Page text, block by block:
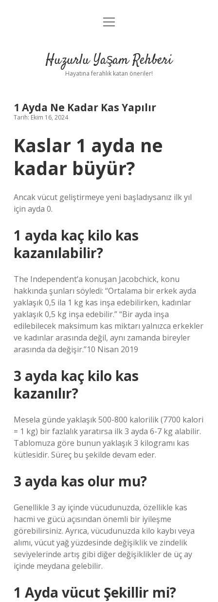
Anasayfa
Yasal Uyarı
menüyü
Huzurlu Yaşam Rehberi
Hayatına ferahlık katan öneriler!
1 Ayda Ne Kadar Kas Yapılır
Tarih: Ekim 16, 2024
Kaslar 1 ayda ne
kadar büyür?
Ancak vücut geliştirmeye yeni başladıysanız ilk yıl
için ayda 0.
1 ayda kaç kilo kas
kazanılabilir?
The Independent’a konuşan Jacobchick, konu
hakkında şunları söyledi: “Ortalama bir erkek ayda
yaklaşık 0,5 ila 1 kg kas inşa edebilirken, kadınlar
yaklaşık 0,5 kg inşa edebilir.” “Bir ayda inşa
edilebilecek maksimum kas miktarı yalnızca erkekler
ve kadınlar arasında değil, aynı zamanda bireyler
arasında da değişir.”10 Nisan 2019
3 ayda kaç kilo kas
kazanılır?
Mesela günde yaklaşık 500-800 kalorilik (7700 kalori
= 1 kg) bir fazlalık yaratırsa ilk 3 ayda 6-7 kg alabilir.
Tablomuza göre bunun yaklaşık 3 kilogramı kas
kütlesidir. Süreç bu şekilde devam eder.
3 ayda kas olur mu?
Genellikle 3 ay içinde vücudunuzda, özellikle kas
hacmi ve gücü açısından önemli bir iyileşme
görebilirsiniz. Ayrıca, vücudunuzda kilo kaybı veya
alımı, vücut yağ yüzdesinde değişiklik ve zindelik
seviyelerinde artış gibi diğer değişiklikler de üç ay
içinde meydana gelebilir.
1 Ayda vücut Şekillir mi?